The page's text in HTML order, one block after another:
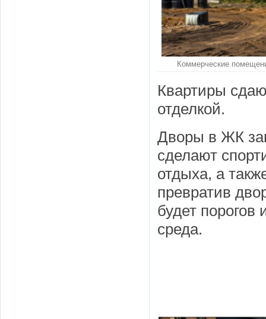
Коммерческие
Квартиры
отделкой.
Дворы в ЖК
сделают
отдыха, а
превратив
будет порогов
среда.